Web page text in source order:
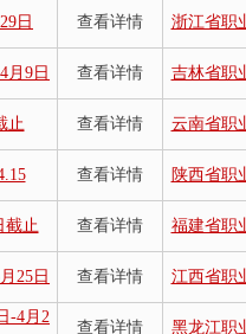
日 查看详情 浙江省职
月9日 查看详情 吉林省职
止 查看详情 云南省职
查看详情 陕西省职
截止 查看详情 福建省职
25日 查看详情 江西省职
-4月2
查看详情 黑龙江职